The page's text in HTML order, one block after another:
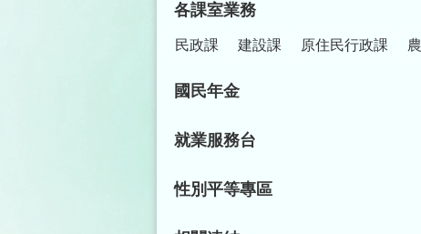
各課室業務
民政課 建設課 原住民行政課
國民年金
就業服務台
性別平等專區